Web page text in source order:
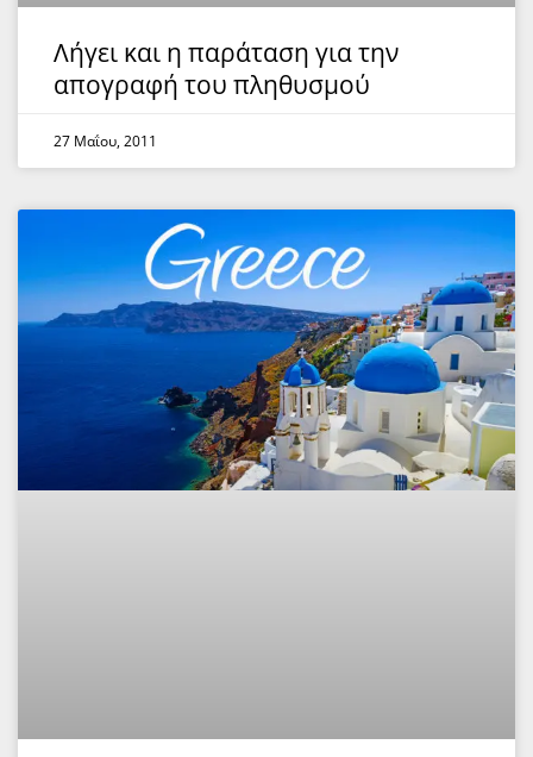
Λήγει και η παράταση για την
απογραφή του πληθυσμού
27 Μαΐου, 2011